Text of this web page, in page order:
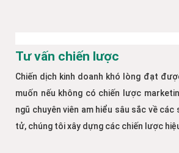
Tư vấn chiến lược
Chiến dịch kinh doanh khó lòng đạt
muốn nếu không có chiến lược
ngũ chuyên viên am hiểu sâu sắc về các
tử, chúng tôi xây dựng các chiến lược